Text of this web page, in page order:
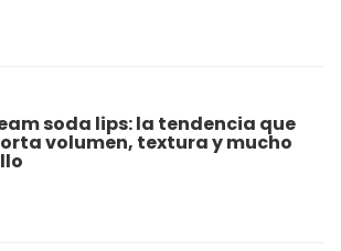
soda lips: la tendencia que
volumen, textura y mucho